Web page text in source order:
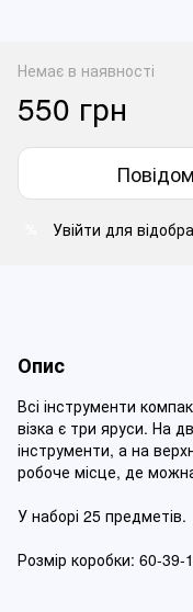
Немає в наявності
550 грн
Увійти для
Опис
Всі інструменти
візка є три яруси. На
інструменти, а на
робоче місце, де
У наборі 25 предметів.
Розмір коробки: 60-39-